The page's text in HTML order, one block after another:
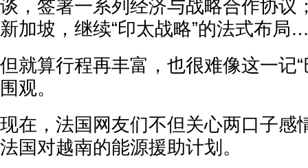
谈，签署一系列经济与战略合作协议
新加坡，继续“印太战略”的法式布
但就算行程再丰富，也很难像这一记
围观。
现在，法国网友们不但关心两口子感
法国对越南的能源援助计划。